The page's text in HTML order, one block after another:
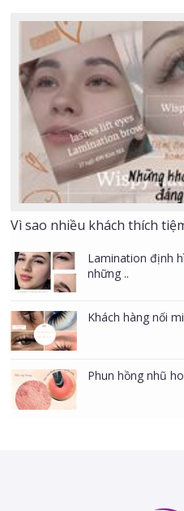
Vì sao nhiều khách thích
Lamination định
những ..
Khách hàng nối
Phun hồng nhũ